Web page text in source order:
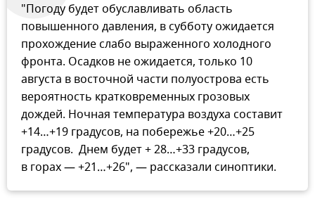
"Погоду будет обуславливать область
повышенного давления, в субботу ожидается
прохождение слабо выраженного холодного
фронта. Осадков не ожидается, только 10
августа в восточной части полуострова есть
вероятность кратковременных грозовых
дождей. Ночная температура воздуха составит
+14…+19 градусов, на побережье +20…+25
градусов. Днем будет + 28…+33 градусов,
в горах — +21…+26", — рассказали синоптики.